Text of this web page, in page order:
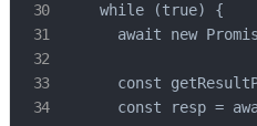
    while (true) {
await new
const
const resp =